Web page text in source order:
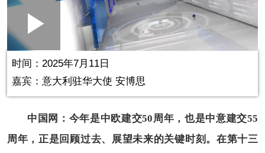
Video
Picture-
in-
Picture
时间：2025年7月11日
嘉宾： 意大利驻华大使 安博思
中国网：今年是中欧建交50周年，也是中意建交55
周年，正是回顾过去、展望未来的关键时刻。在第十三